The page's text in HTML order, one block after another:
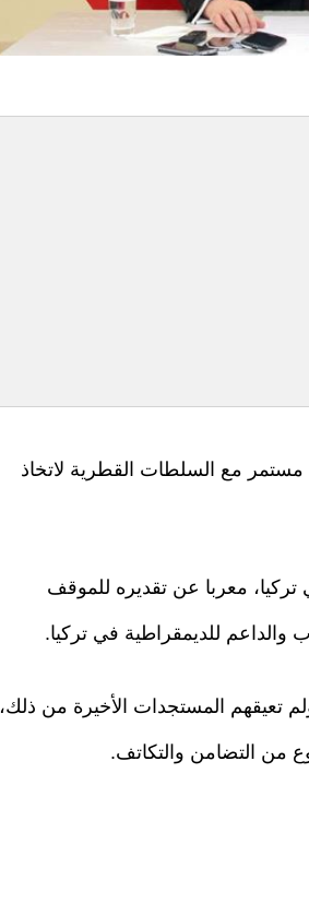
مع السلطات القطرية لاتخاذ
تركيا، معربا عن تقديره للموقف
والداعم للديمقراطية في تركيا.
تعيقهم المستجدات الأخيرة من ذلك،
من التضامن والتكاتف.